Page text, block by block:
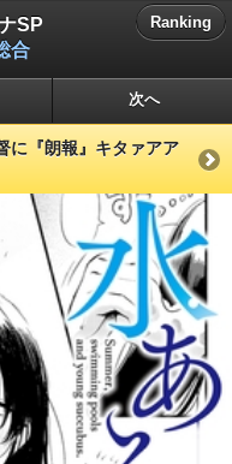
SP
合
Ranking
次へ
に『朗報』キタァアア